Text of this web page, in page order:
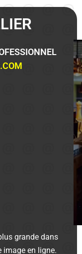
grande dans
image en ligne.